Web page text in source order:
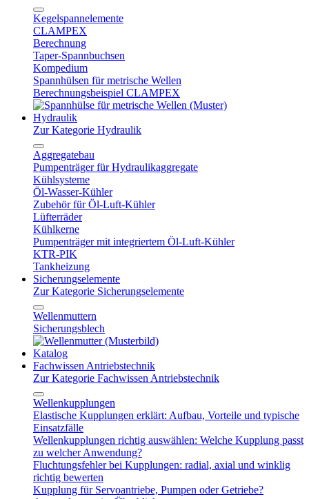
Kegelspannelemente
CLAMPEX
Berechnung
Taper-Spannbuchsen
Kompedium
Spannhülsen für metrische Wellen
Berechnungsbeispiel CLAMPEX
Hydraulik
Zur Kategorie Hydraulik
Aggregatebau
Pumpenträger für Hydraulikaggregate
Kühlsysteme
Öl-Wasser-Kühler
Zubehör für Öl-Luft-Kühler
Lüfterräder
Kühlkerne
Pumpenträger mit integriertem Öl-Luft-Kühler
KTR-PIK
Tankheizung
Sicherungselemente
Zur Kategorie Sicherungselemente
Wellenmuttern
Sicherungsblech
Katalog
Fachwissen Antriebstechnik
Zur Kategorie Fachwissen Antriebstechnik
Wellenkupplungen
Elastische Kupplungen erklärt: Aufbau, Vorteile und typische
Einsatzfälle
Wellenkupplungen richtig auswählen: Welche Kupplung passt
zu welcher Anwendung?
Fluchtungsfehler bei Kupplungen: radial, axial und winklig
richtig bewerten
Kupplung für Servoantriebe, Pumpen oder Getriebe?